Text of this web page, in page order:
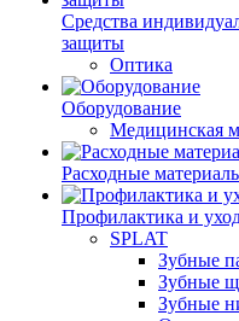
Средства
защиты
Оптика
Оборудование
Медицинская
Расходные
Профилактика и
SPLAT
Зубные
Зубные
Зубные